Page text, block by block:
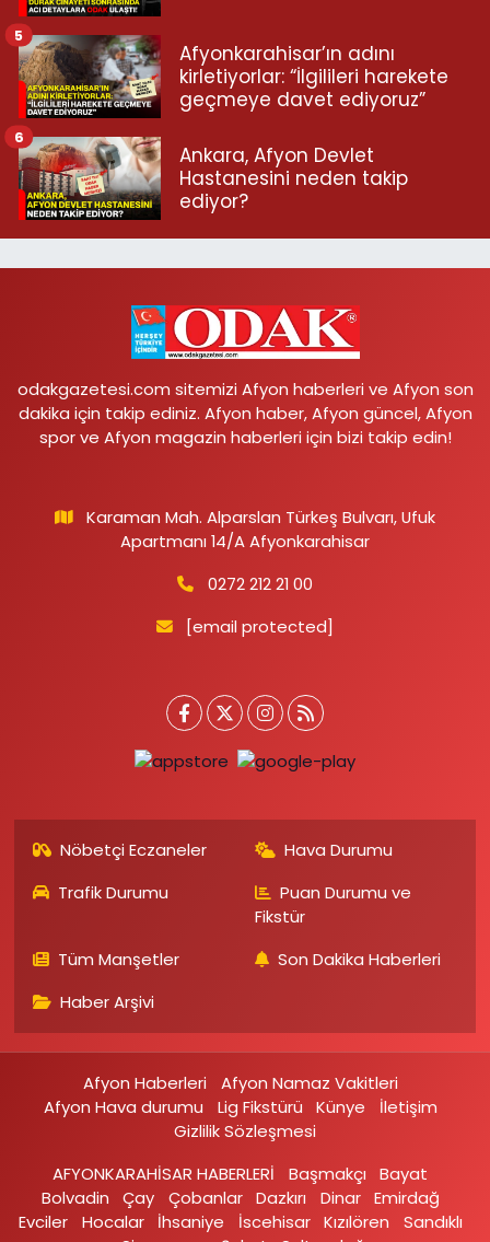
Afyonkarahisar’ın adını
kirletiyorlar: “İlgilileri harekete
geçmeye davet ediyoruz”
5
Ankara, Afyon Devlet
Hastanesini neden takip
ediyor?
6
odakgazetesi.com sitemizi Afyon haberleri ve Afyon son
dakika için takip ediniz. Afyon haber, Afyon güncel, Afyon
spor ve Afyon magazin haberleri için bizi takip edin!
Karaman Mah. Alparslan Türkeş Bulvarı, Ufuk
Apartmanı 14/A Afyonkarahisar
0272 212 21 00
[email protected]
Nöbetçi Eczaneler
Hava Durumu
Trafik Durumu
Puan Durumu ve
Fikstür
Tüm Manşetler
Son Dakika Haberleri
Haber Arşivi
Afyon Haberleri
Afyon Namaz Vakitleri
Afyon Hava durumu
Lig Fikstürü Künye
İletişim
Gizlilik Sözleşmesi
AFYONKARAHİSAR HABERLERİ
Başmakçı
Bayat
Bolvadin
Çay Çobanlar Dazkırı Dinar Emirdağ‎
Evciler‎
Hocalar İhsaniye‎ İscehisar Kızılören‎
Sandıklı‎